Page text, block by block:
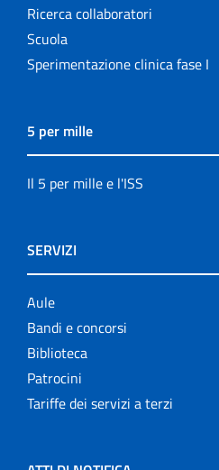
Ricerca collaboratori
Scuola
Sperimentazione clinica fase I
5 per mille
Il 5 per mille e l'ISS
SERVIZI
Aule
Bandi e concorsi
Biblioteca
Patrocini
Tariffe dei servizi a terzi